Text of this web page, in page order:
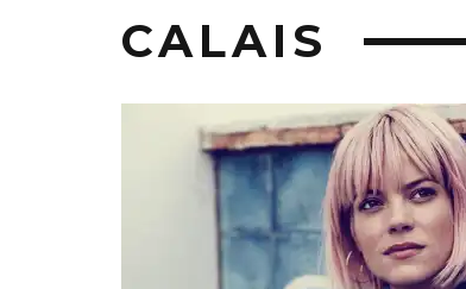
CALAIS